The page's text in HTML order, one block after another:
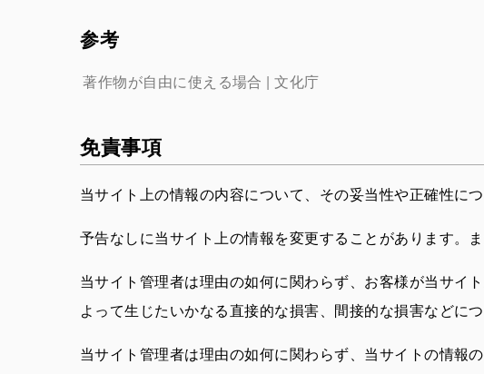
参考
著作物が自由に使える場合 | 文化庁
免責事項
当サイト上の情報の内容について、その妥当性や正確性に
予告なしに当サイト上の情報を変更することがあります。
当サイト管理者は理由の如何に関わらず、お客様が当サイ
よって生じたいかなる直接的な損害、間接的な損害などに
当サイト管理者は理由の如何に関わらず、当サイトの情報